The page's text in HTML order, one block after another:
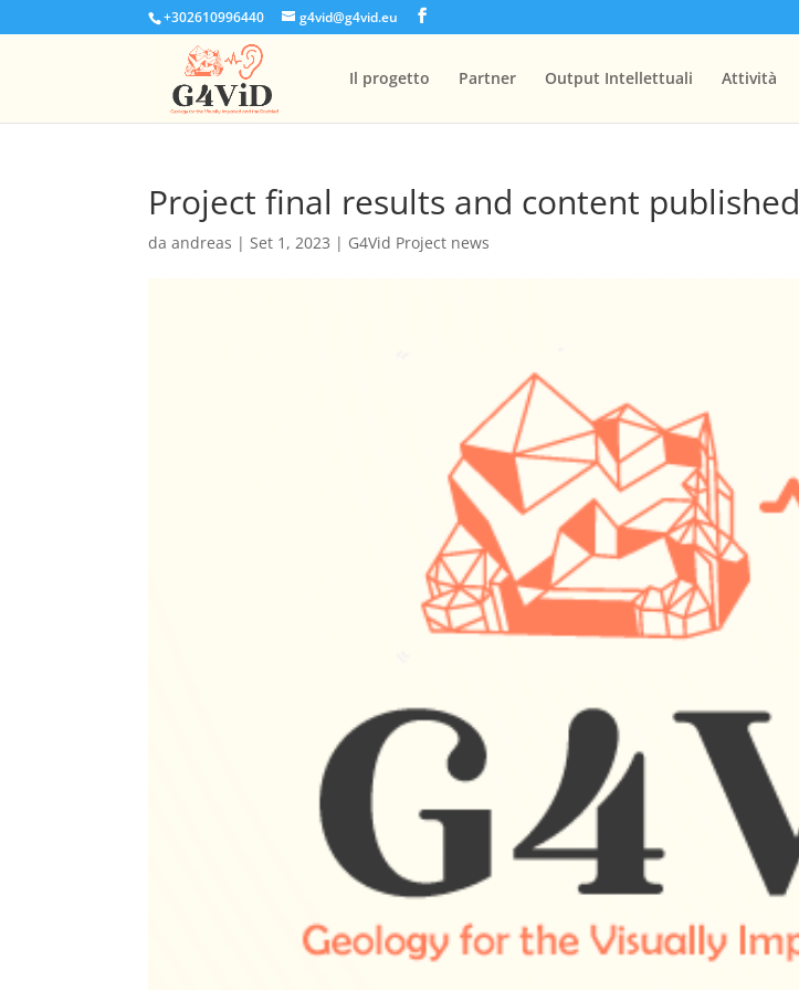
+302610996440 g4vid@g4vid.eu
Il progetto Partner Output Intellettuali Attività
Project final results and content published
daandreas |Set 1, 2023 | G4Vid Project news